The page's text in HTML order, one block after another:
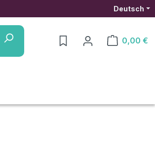
Deutsch
0,00 €
Warenkorb